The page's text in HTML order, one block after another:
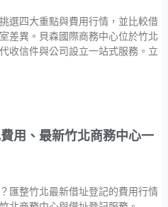
選四大重點與費用行情，並比較借
差異。貝森國際商務中心位於竹北
收信件與公司設立一站式服務。立
用、最新竹北商務中心一
匯整竹北最新借址登記的費用行情